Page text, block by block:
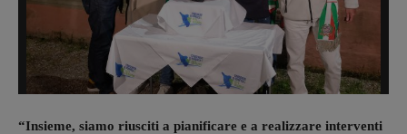
“Insieme, siamo riusciti a pianificare e a realizzare interventi